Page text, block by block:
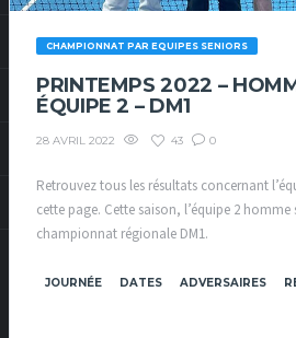
CHAMPIONNAT PAR EQUIPES SENIORS
PRINTEMPS 2022 –
ÉQUIPE 2 – DM1
28 AVRIL 2022 43 0
Retrouvez tous les résultats concernant
cette page. Cette saison, l’équipe 2
championnat régionale DM1.
JOURNÉE DATES ADVERSAIRES